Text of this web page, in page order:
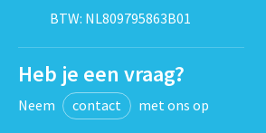
BTW: NL809795863B01
Heb je een vraag?
Neem contact met ons op